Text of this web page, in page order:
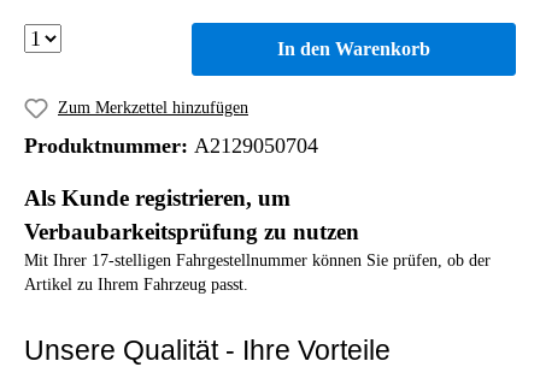
In den Warenkorb
Zum Merkzettel hinzufügen
Produktnummer: A2129050704
Als Kunde registrieren, um
Verbaubarkeitsprüfung zu nutzen
Mit Ihrer 17-stelligen Fahrgestellnummer können Sie prüfen, ob der
Artikel zu Ihrem Fahrzeug passt.
Unsere Qualität - Ihre Vorteile